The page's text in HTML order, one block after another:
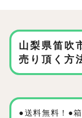
山梨県笛吹
売り頂く方
●送料無料！●